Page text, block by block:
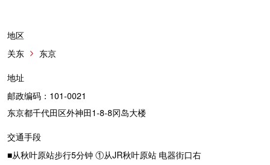
地区
关东
东京
地址
邮政编码：101-0021
东京都千代田区外神田1-8-8冈岛大楼
交通手段
■从秋叶原站步行5分钟 ①从JR秋叶原站 电器街口右